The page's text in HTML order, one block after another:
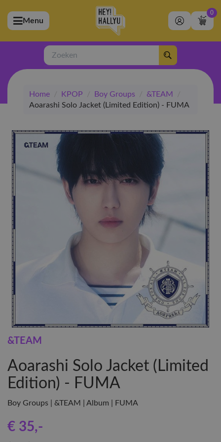
(Artiesten)
(Merchandise)
(Exclusive)
(Winkel)
Menu
0
Zoeken
Home / KPOP / Boy Groups / &TEAM
/
Aoarashi Solo Jacket (Limited Edition) - FUMA
&TEAM
Aoarashi Solo Jacket (Limited
Edition) - FUMA
Boy Groups | &TEAM | Album | FUMA
€ 35,-